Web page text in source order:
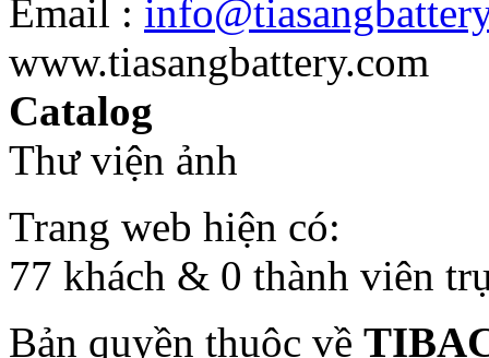
Email :
www.tiasangbattery.com
Catalog
Thư viện ảnh
Trang web hiện có:
77 khách & 0 thành viên
Bản quyền thuộc về